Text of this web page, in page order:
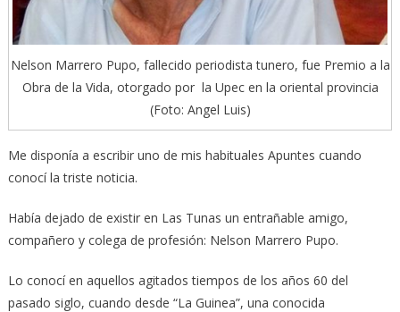
Nelson Marrero Pupo, fallecido periodista tunero, fue Premio a la
Obra de la Vida, otorgado por la Upec en la oriental provincia
(Foto: Angel Luis)
Me disponía a escribir uno de mis habituales Apuntes cuando
conocí la triste noticia.
Había dejado de existir en Las Tunas un entrañable amigo,
compañero y colega de profesión: Nelson Marrero Pupo.
Lo conocí en aquellos agitados tiempos de los años 60 del
pasado siglo, cuando desde “La Guinea”, una conocida